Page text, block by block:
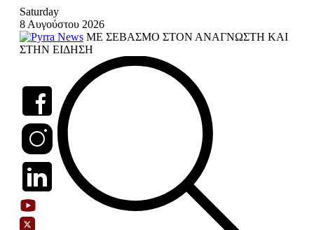
Skip
content
Saturday
8 Αυγούστου 2026
ΜΕ ΣΕΒΑΣΜΟ ΣΤΟΝ ΑΝΑΓΝΩΣΤΗ ΚΑΙ
ΣΤΗΝ ΕΙΔΗΣΗ